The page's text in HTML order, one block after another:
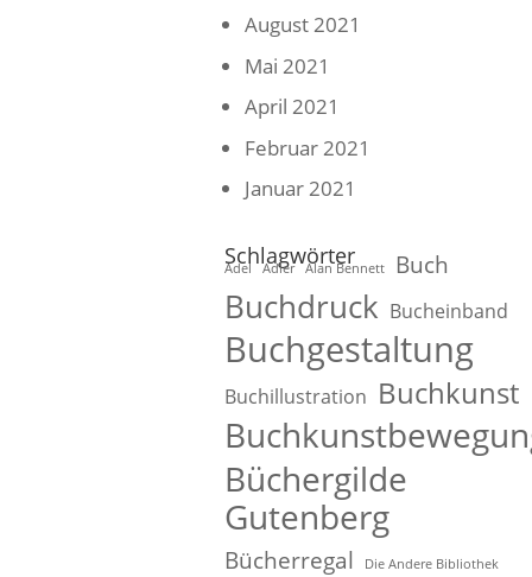
August 2021
Mai 2021
April 2021
Februar 2021
Januar 2021
Schlagwörter
Adel Adler Alan Bennett Buch
Buchdruck Bucheinband
Buchgestaltung
Buchillustration Buchkunst
Büchergilde
Gutenberg
Bücherregal Die Andere Bibliothek